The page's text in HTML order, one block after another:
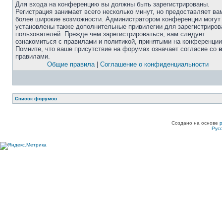
Для входа на конференцию вы должны быть зарегистрированы.
Регистрация занимает всего несколько минут, но предоставляет
более широкие возможности. Администратором конференции
установлены также дополнительные привилегии для
пользователей. Прежде чем зарегистрироваться, вам следует
ознакомиться с правилами и политикой, принятыми на
Помните, что ваше присутствие на форумах означает согласие со
правилами.
Общие правила| Соглашение о конфиденциальности
Список форумов
Создано на основе